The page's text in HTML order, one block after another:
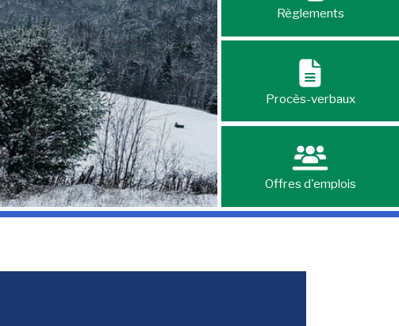
Règlements
Procès-verbaux
Offres d'emplois